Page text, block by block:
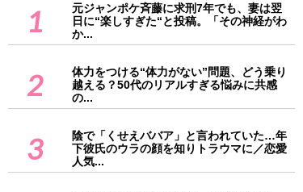
1
元ジャンポケ斉藤に求刑7年でも、妻は翌
日に“楽しすぎた“と投稿。「その神経がわ
か...
2
体力をつける“体力がない”問題、どう乗り
越える？50代のリアルすぎる悩みに共感
の...
3
陰で「くせえババア」と言われていた…年
下彼氏のウラの顔を知りトラウマに／恋愛
人気...